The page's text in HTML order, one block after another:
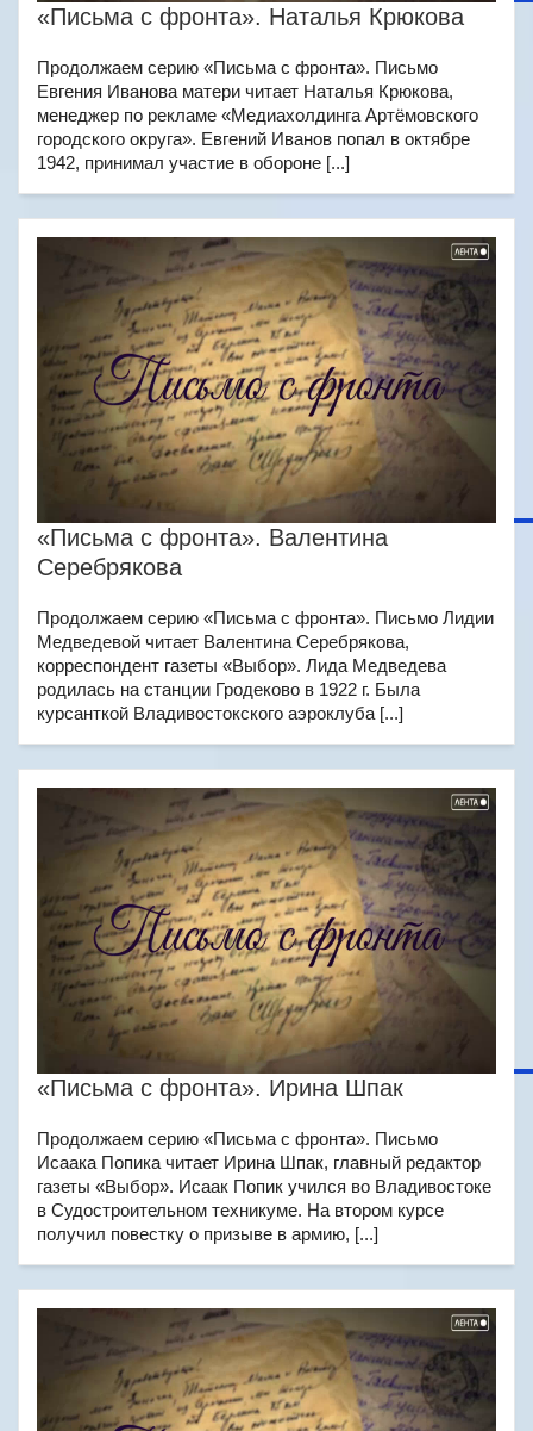
«Письма с фронта». Наталья Крюкова
Продолжаем серию «Письма с фронта». Письмо
Евгения Иванова матери читает Наталья Крюкова,
менеджер по рекламе «Медиахолдинга Артёмовского
городского округа». Евгений Иванов попал в октябре
1942, принимал участие в обороне [...]
«Письма с фронта». Валентина
Серебрякова
Продолжаем серию «Письма с фронта». Письмо Лидии
Медведевой читает Валентина Серебрякова,
корреспондент газеты «Выбор». Лида Медведева
родилась на станции Гродеково в 1922 г. Была
курсанткой Владивостокского аэроклуба [...]
«Письма с фронта». Ирина Шпак
Продолжаем серию «Письма с фронта». Письмо
Исаака Попика читает Ирина Шпак, главный редактор
газеты «Выбор». Исаак Попик учился во Владивостоке
в Судостроительном техникуме. На втором курсе
получил повестку о призыве в армию, [...]